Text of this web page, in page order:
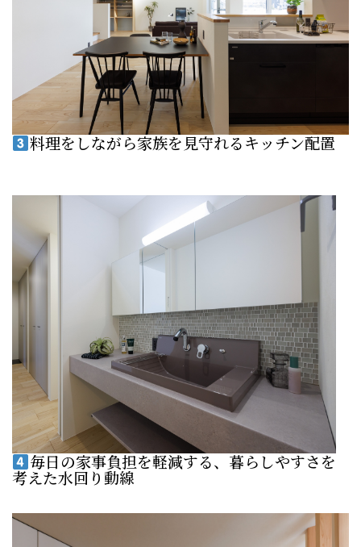
料理をしながら家族を見守れるキッチン配置
毎日の家事負担を軽減する、暮らしやすさを
考えた水回り動線